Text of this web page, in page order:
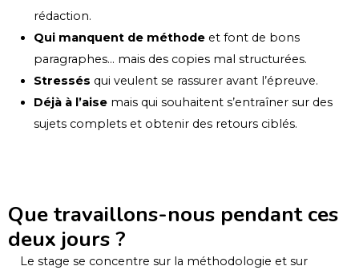
rédaction.
Qui manquent de méthode et font de bons
paragraphes… mais des copies mal structurées.
Stressés qui veulent se rassurer avant l’épreuve.
Déjà à l’aise mais qui souhaitent s’entraîner sur des
sujets complets et obtenir des retours ciblés.
Que travaillons-nous pendant ces
deux jours ?
Le stage se concentre sur la méthodologie et sur